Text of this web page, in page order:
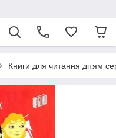
Книги для читання дітям